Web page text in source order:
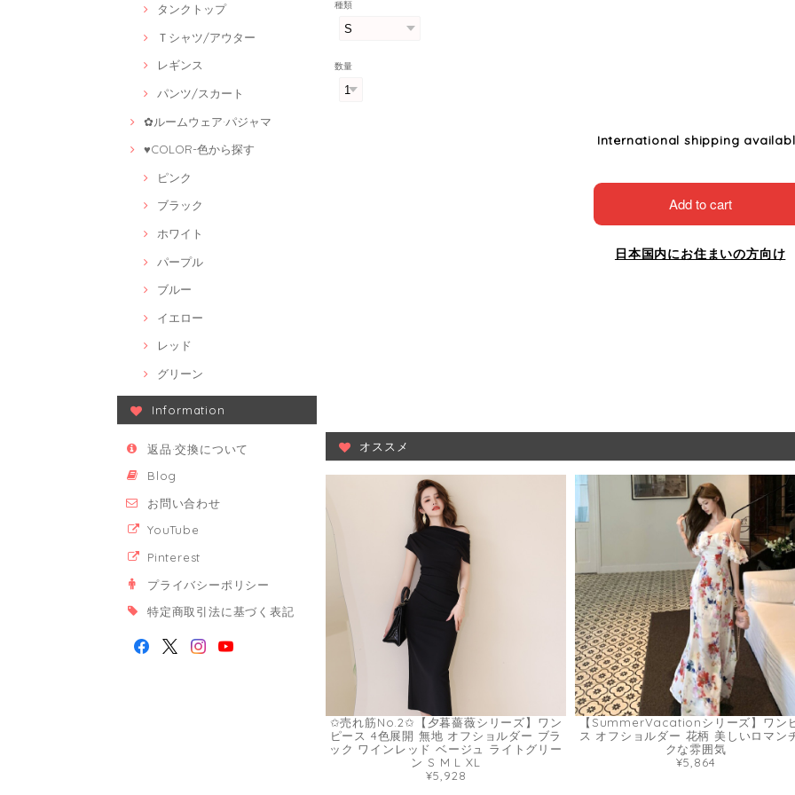
タンクトップ
Ｔシャツ/アウター
レギンス
パンツ/スカート
✿ルームウェア·パジャマ
♥COLOR-色から探す
ピンク
ブラック
ホワイト
パープル
ブルー
イエロー
レッド
グリーン
Information
返品·交換について
Blog
お問い合わせ
YouTube
Pinterest
プライバシーポリシー
特定商取引法に基づく表記
種類
数量
International shipping
Add to cart
日本国内にお住まいの方向け
オススメ
✩売れ筋No.2✩【夕暮薔薇シリーズ】ワン
ピース 4色展開 無地 オフショルダー ブラ
ック ワインレッド ベージュ ライトグリー
ン S M L XL
¥5,928
【SummerVacationシリーズ】ワン
ス オフショルダー 花柄 美しいロマン
クな雰囲気
¥5,864